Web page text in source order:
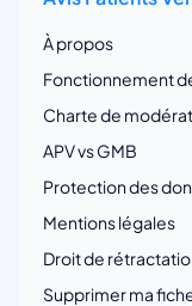
À propos
Fonctionnement
Charte de
APV vs GMB
Protection des
Mentions légales
Droit de
Supprimer ma